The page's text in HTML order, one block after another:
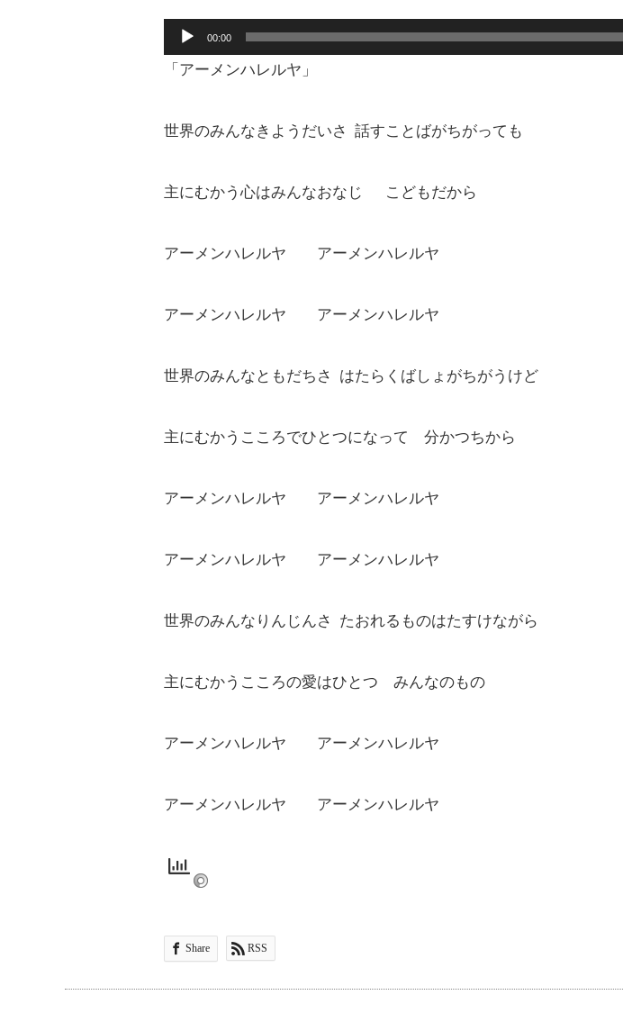
プ
ヤ
00:00
「アーメンハレルヤ」
世界のみんなきようだいさ 話すことばがちがっても
主にむかう心はみんなおなじ こどもだから
アーメンハレルヤ アーメンハレルヤ
アーメンハレルヤ アーメンハレルヤ
世界のみんなともだちさ はたらくばしょがちがうけど
主にむかうこころでひとつになって 分かつちから
アーメンハレルヤ アーメンハレルヤ
アーメンハレルヤ アーメンハレルヤ
世界のみんなりんじんさ たおれるものはたすけながら
主にむかうこころの愛はひとつ みんなのもの
アーメンハレルヤ アーメンハレルヤ
アーメンハレルヤ アーメンハレルヤ
Share RSS